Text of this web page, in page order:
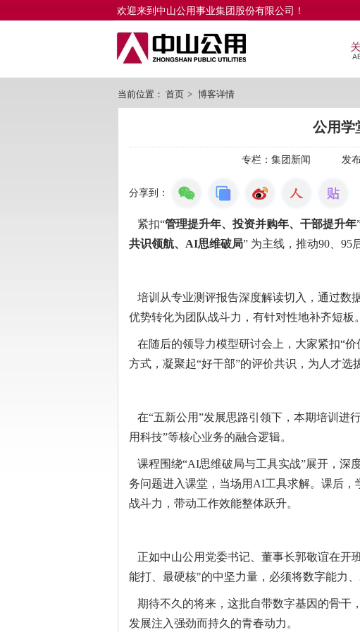
欢迎来到中山公用事业集团股份有限公司！
当前位置： 首页 > 博客详情
公用学
专栏： 集团新闻 发
分享到：
紧扣“管理提升年、投资并购年、干部提升年
共识领航、AI思维破局” 为主线，推动90、95
培训从专业测评报告深度解读切入，通过数
优势转化为团队战斗力，有针对性地补齐短板。
在随后的领导力模型研讨会上，大家紧扣“
方式，凝聚起“好干部”的评价共识，为人才选
在“五新公用”发展思路引领下，本期培训进
用科技”等核心业务的融合逻辑。
课程围绕“AI思维破局与工具实战”展开，深
务问题进入课堂，当场用AI工具求解。课后
战斗力，带动工作效能整体跃升。
正如中山公用党委书记、董事长郭敬谊在开
能打、最硬核"的中坚力量，必须将数字能力
期待不久的将来，这批自带数字基因的骨干
发展注入强劲而持久的青春动力。